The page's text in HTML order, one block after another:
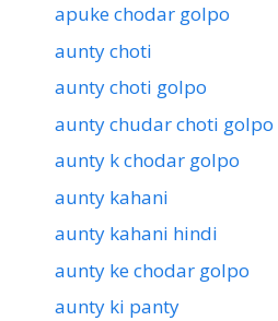
apuke chodar golpo
aunty choti
aunty choti golpo
aunty chudar choti golpo
aunty k chodar golpo
aunty kahani
aunty kahani hindi
aunty ke chodar golpo
aunty ki panty